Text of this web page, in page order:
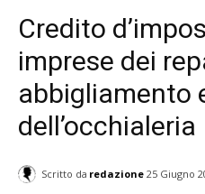
Credito
imprese dei
abbigliamento
dell’occhialeria
Scritto da redazione 25 Giugno